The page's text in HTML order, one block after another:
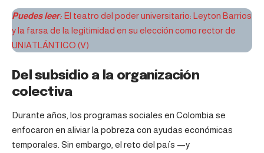
Puedes leer: El teatro del poder universitario: Leyton Barrios
y la farsa de la legitimidad en su elección como rector de
UNIATLÁNTICO (V)
Del subsidio a la organización
colectiva
Durante años, los programas sociales en Colombia se
enfocaron en aliviar la pobreza con ayudas económicas
temporales. Sin embargo, el reto del país —y